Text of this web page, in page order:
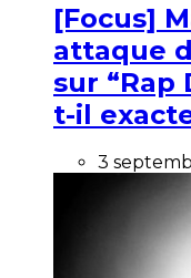
[Focus]
attaque
sur “Rap
t-il
3